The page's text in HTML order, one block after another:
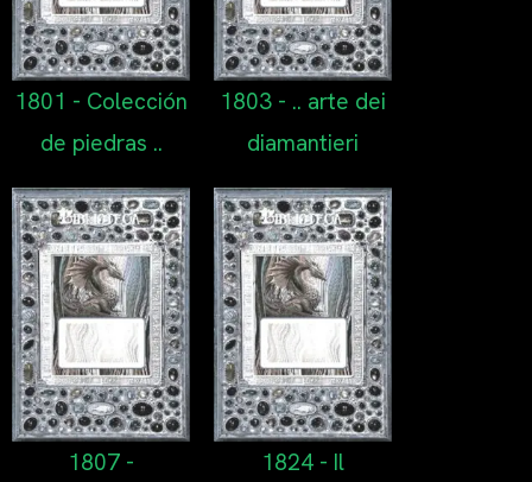
1801 - Colección
de piedras ..
1803 - .. arte dei
diamantieri
1807 -
1824 - Il